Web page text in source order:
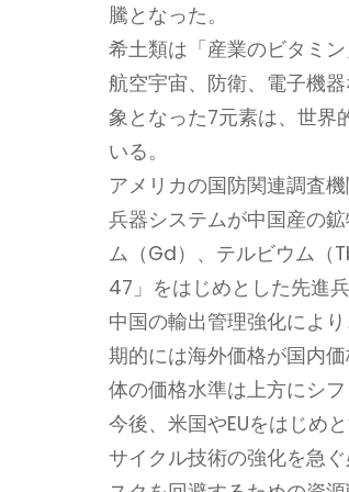
騰となった。
希土類は「産業のビタミ
航空宇宙、防衛、電子機
象となった7元素は、世界
いる。
アメリカの国防関連調査
兵器システムが中国産の
ム（Gd）、テルビウム（
47」をはじめとした先進
中国の輸出管理強化によ
期的には海外価格が国内
体の価格水準は上方にシ
今後、米国やEUをはじめ
サイクル技術の強化を急